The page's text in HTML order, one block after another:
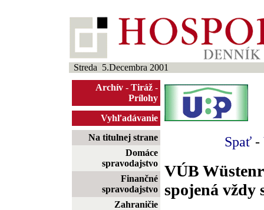
Streda 5.Decembra 2001
Archív - Tiráž -
Prílohy
Vyhľadávanie
Na titulnej strane
Domáce
spravodajstvo
Finančné
spravodajstvo
Zahraničie
Spať -
VÚB
spojená vždy